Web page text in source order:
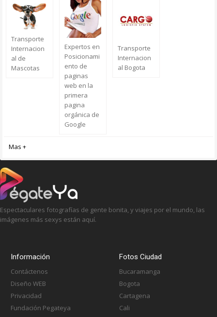
Transporte
Internacion
al de
Mascotas
Expertos en
Posicionami
ento de
paginas
web en la
primera
pagina
orgánica de
Google
Transporte
Internacion
al Bogota
Mas +
Espectaculares fotografías de gente bonita, y viajes por el mundo, las
imágenes más sexys están aquí.
Información
Contáctenos
Diseño WEB
Privacidad
Fundación Pegateya
Fotos Ciudad
Bucaramanga
Bogota
Cartagena
Cali